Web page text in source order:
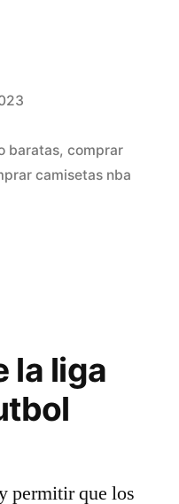
baratas, comprar
camisetas nba
la liga
permitir que los